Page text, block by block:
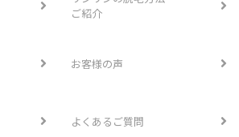
ご紹介
お客様の声
よくあるご質問